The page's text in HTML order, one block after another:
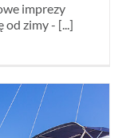
imprezy
zimy - [...]